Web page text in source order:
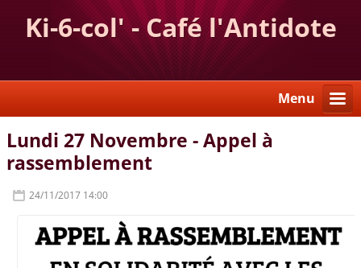
Ki-6-col' - Café l'Antidote
Menu
Lundi 27 Novembre - Appel à
rassemblement
24/11/2017 14:00